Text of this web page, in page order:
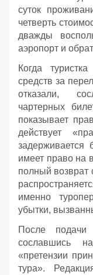
суток
четверть
дважды
аэропорт и
Когда
средств за
отказали,
чартерных
показывает
действует
задерживается
имеет право на
полный возврат
именно
убытки,
После подачи
сославшись
«претензии
тура».